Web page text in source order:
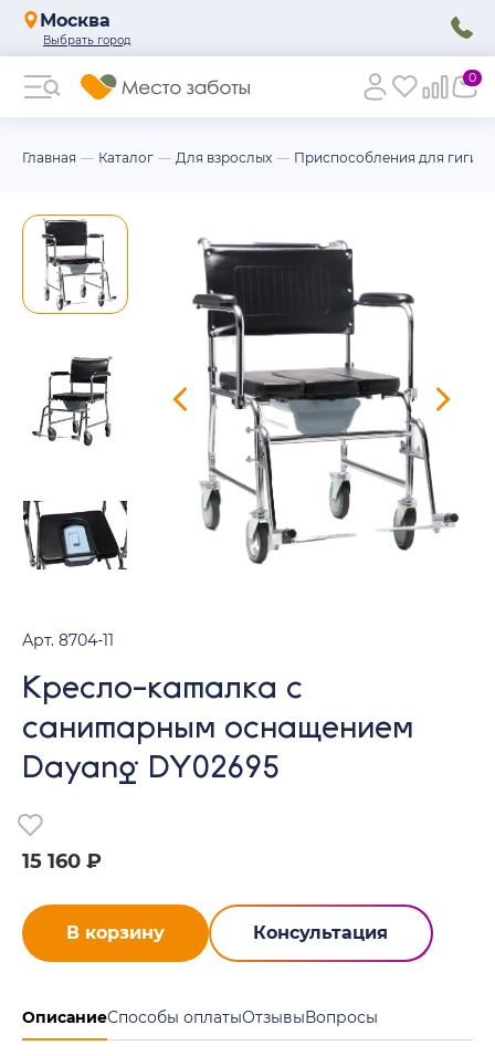
Москва
0
Главная Каталог Для взрослых Приспособления для
Арт. 8704-11
Кресло-каталка с
санитарным оснащением
Dayang DY02695
15 160 ₽
В корзину Консультация
ОписаниеСпособы оплатыОтзывыВопросы